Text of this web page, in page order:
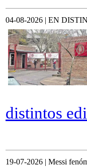
04-08-2026 | EN
distintos
19-07-2026 | Messi